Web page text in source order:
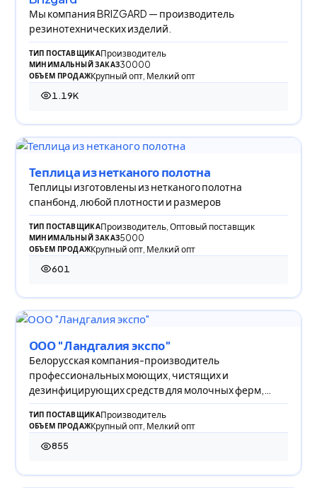
Мы компания BRIZGARD — производитель
резинотехнических изделий.
ТИП ПОСТАВЩИКАПроизводитель
МИНИМАЛЬНЫЙ ЗАКАЗ30000
ОБЪЕМ ПРОДАЖКрупный опт, Мелкий опт
1.19K
1 193 просмотра
Теплица из нетканого полотна
Теплицы изготовлены из нетканого полотна
спанбонд, любой плотности и размеров
ТИП ПОСТАВЩИКАПроизводитель, Оптовый поставщик
МИНИМАЛЬНЫЙ ЗАКАЗ5000
ОБЪЕМ ПРОДАЖКрупный опт, Мелкий опт
601
601 просмотр
ООО "Ландгалия экспо"
Белорусская компания-производитель
профессиональных моющих, чистящих и
дезинфицирующих средств для молочных ферм,
пищевой, химической и пере
ТИП ПОСТАВЩИКАПроизводитель
ОБЪЕМ ПРОДАЖКрупный опт, Мелкий опт
855
855 просмотров